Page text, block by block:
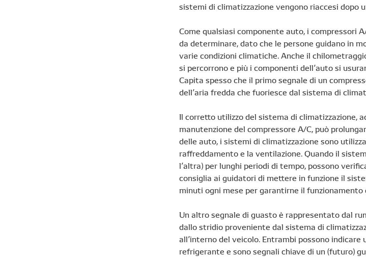
sistemi di climatizzazione vengono riaccesi dopo
Come qualsiasi componente auto, i compressori
da determinare, dato che le persone guidano in
varie condizioni climatiche. Anche il
si percorrono e più i componenti dell’auto si
Capita spesso che il primo segnale di un
dell’aria fredda che fuoriesce dal sistema di
Il corretto utilizzo del sistema di climatizzazione,
manutenzione del compressore A/C, può
delle auto, i sistemi di climatizzazione sono
raffreddamento e la ventilazione. Quando il
l’altra) per lunghi periodi di tempo, possono
consiglia ai guidatori di mettere in funzione il
minuti ogni mese per garantirne il funzionamento
Un altro segnale di guasto è rappresentato dal
dallo stridio proveniente dal sistema di
all’interno del veicolo. Entrambi possono
refrigerante e sono segnali chiave di un (futuro)